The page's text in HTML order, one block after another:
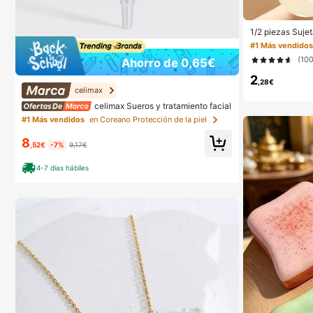
Ahorro de 0,65€
celimax
celimax Sueros y tratamiento facial
#1 Más vendidos en Coreano Protección de la piel
8 ,52€ -7% 9,17€
4-7 días hábiles
1/2 piezas
a sin tirantes
e tirantes finos
ón, sujetador
#1 Más vendidos
2 ,28€